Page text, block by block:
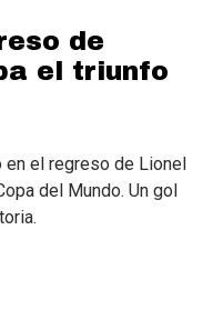
de
el triunfo
el regreso de Lionel
del Mundo. Un gol